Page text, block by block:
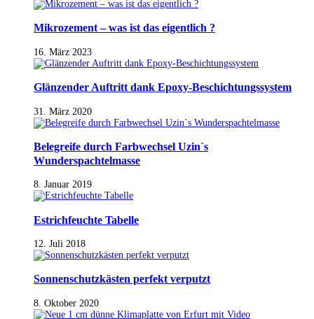
Mikrozement – was ist das eigentlich ?
16. März 2023
Glänzender Auftritt dank Epoxy-Beschichtungssystem
31. März 2020
Belegreife durch Farbwechsel Uzin`s
Wunderspachtelmasse
8. Januar 2019
Estrichfeuchte Tabelle
12. Juli 2018
Sonnenschutzkästen perfekt verputzt
8. Oktober 2020